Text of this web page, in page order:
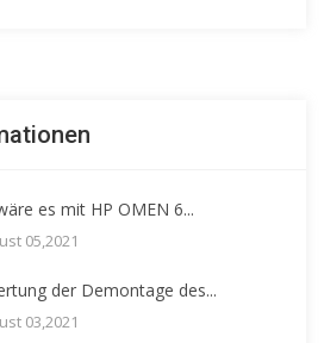
es mit HP OMEN 6...
05,2021
der Demontage des...
03,2021